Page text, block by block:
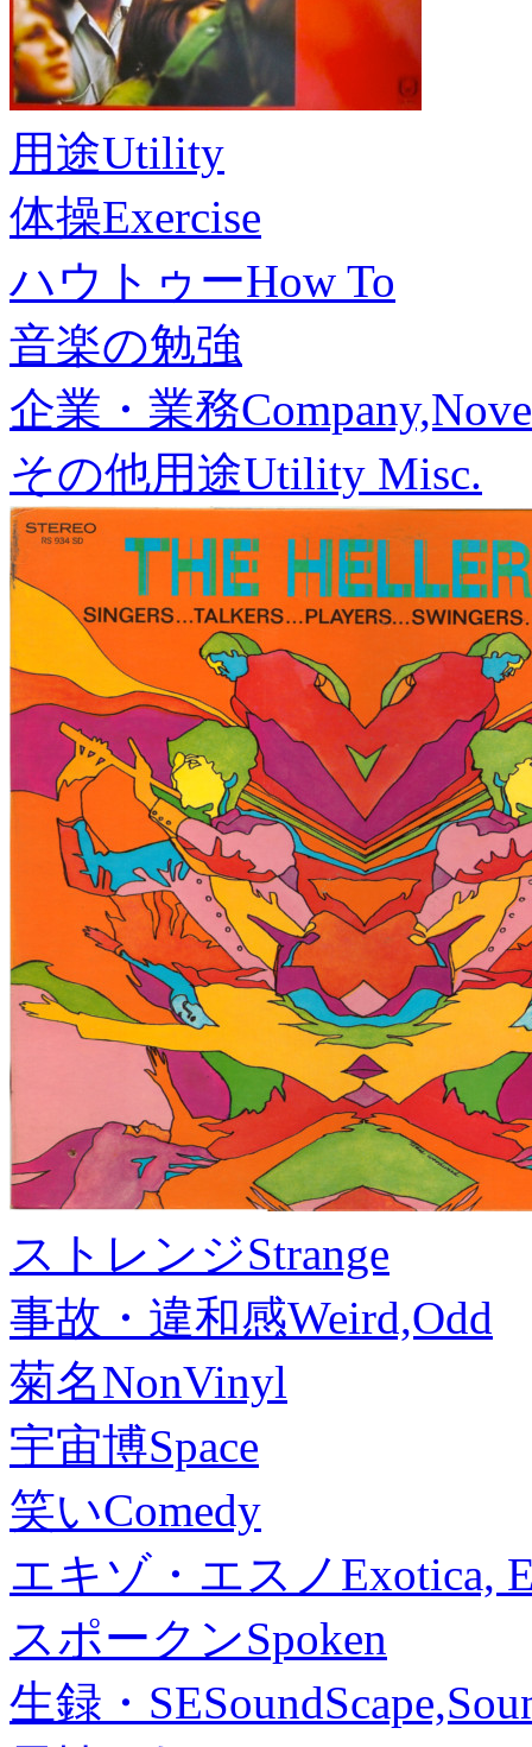
用途Utility
体操Exercise
ハウトゥーHow To
音楽の勉強
企業・業務
その他用途Utility Misc.
ストレンジStrange
事故・違和感Weird,Odd
菊名NonVinyl
宇宙博Space
笑いComedy
エキゾ・エスノ Exotica,
スポークンSpoken
生録・SE